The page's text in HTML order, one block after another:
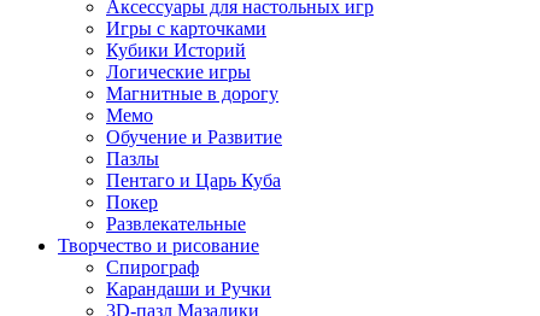
Аксессуары для настольных игр
Игры с карточками
Кубики Историй
Логические игры
Магнитные в дорогу
Мемо
Обучение и Развитие
Пазлы
Пентаго и Царь Куба
Покер
Развлекательные
Творчество и рисование
Спирограф
Карандаши и Ручки
3D-пазл Мазалики